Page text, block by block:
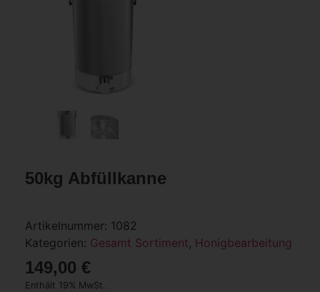
50kg Abfüllkanne
Artikelnummer: 1082
Kategorien: Gesamt Sortiment, Honigbearbeitung
149,00 €
Enthält 19% MwSt.